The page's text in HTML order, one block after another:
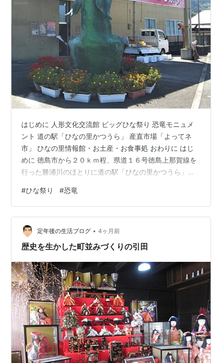
はじめに 人形文化交流館 ビッグひな祭り 恐竜モニュメ
ント 道の駅「ひなの里かつうら」 産直市場「よってネ
市」 ひなの里情報館・お土産・お食事処 おわりに はじ
めに 徳島市から２０ｋｍ程、県道１６号徳島上那賀線を
行った勝浦川のほとりに道の駅「ひなの里かつうら」が
両側に山並みが連なり、盆地のように開けた山里といっ
た景観です。 道の駅のある勝浦町は徳島県のみかん発祥
の地で、農業中心の町です。 人形文化交流館 道の駅「ひ
なの里かつうら」のすぐ隣に人形文化交流館がありま
す。 ひな人形と恐竜で町の活性化を目指す中心施設の巨
#ひな祭り #恐竜
定年後の生活ブログ • 4ヶ月前
歴史を生かした町並みづくりの引田